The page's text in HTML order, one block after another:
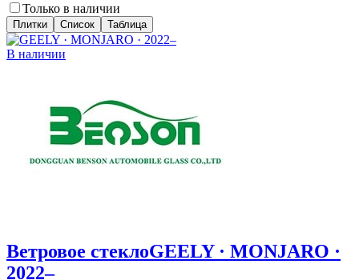
Только в наличии
Плитки Список Таблица
В наличии
Ветровое стеклоGEELY · MONJARO ·
2022–